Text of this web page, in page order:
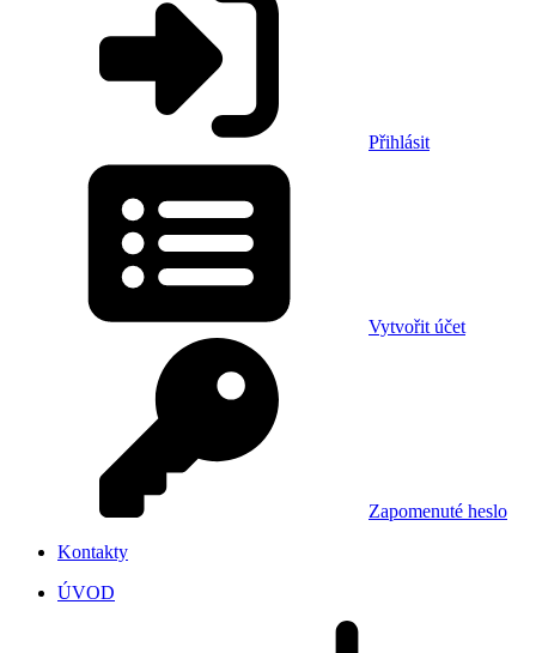
Přihlásit
Vytvořit účet
Zapomenuté heslo
Kontakty
ÚVOD